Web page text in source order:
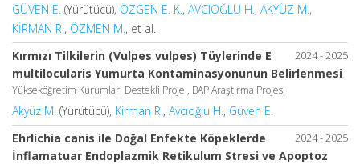
GÜVEN E. (Yürütücü), ÖZGEN E. K., AVCIOĞLU H., AKYÜZ M.,
KİRMAN R., ÖZMEN M., et al.
2024 - 2025
Kırmızı Tilkilerin (Vulpes vulpes) Tüylerinde E
multilocularis Yumurta Kontaminasyonunun Belirlenmesi
Yükseköğretim Kurumları Destekli Proje , BAP Araştırma Projesi
Akyüz M. (Yürütücü), Kirman R., Avcıoğlu H., Güven E.
2024 - 2025
Ehrlichia canis ile Doğal Enfekte Köpeklerde
İnflamatuar Endoplazmik Retikulum Stresi ve Apoptoz